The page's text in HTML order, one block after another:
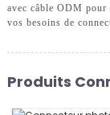
avec câble ODM
vos besoins de
Produits